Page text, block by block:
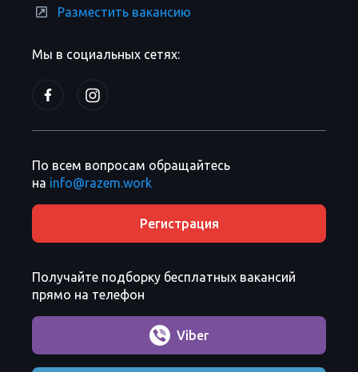
Мы в социальных сетях:
Разместить вакансию
По всем вопросам обращайтесь
на info@razem.work
Регистрация
Получайте подборку бесплатных вакансий
прямо на телефон
Viber